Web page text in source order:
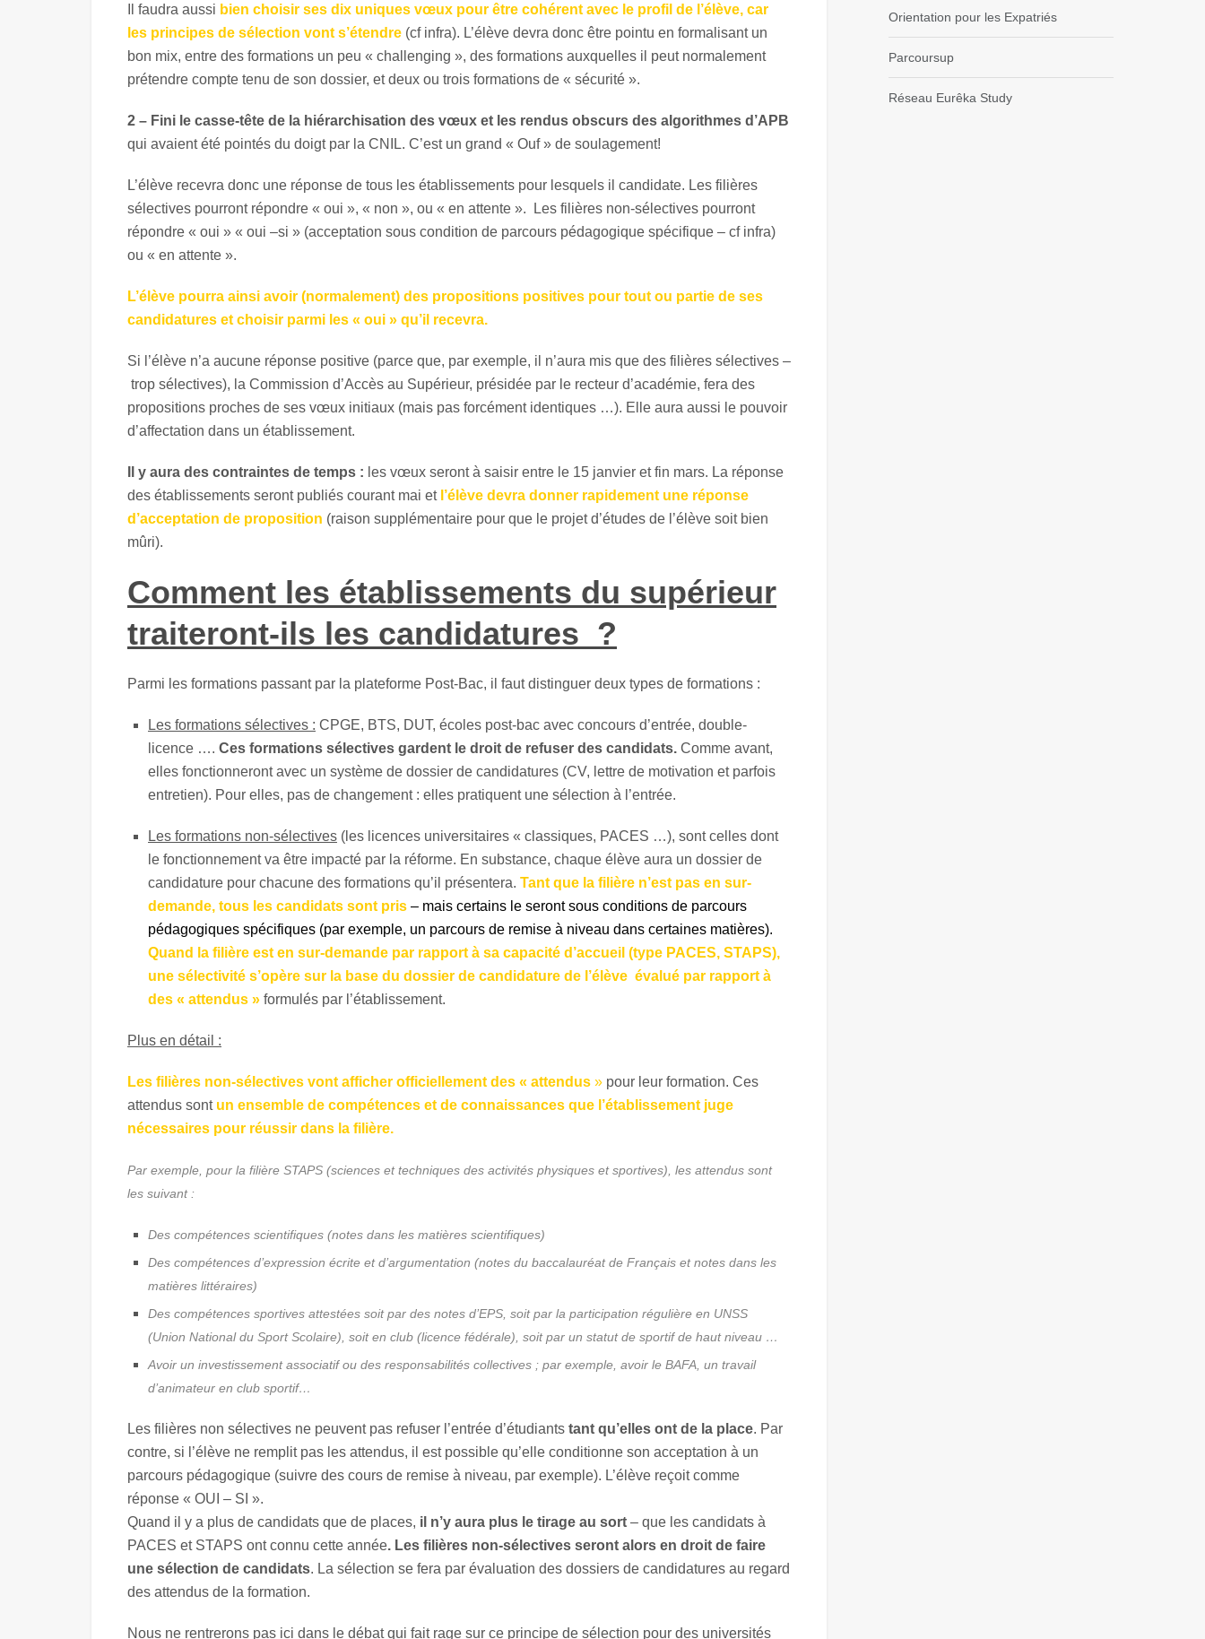
Il faudra aussi bien choisir ses dix uniques vœux pour être cohérent avec le profil de l’élève, car
les principes de sélection vont s’étendre (cf infra). L’élève devra donc être pointu en formalisant un
bon mix, entre des formations un peu « challenging », des formations auxquelles il peut normalement
prétendre compte tenu de son dossier, et deux ou trois formations de « sécurité ».
2 – Fini le casse-tête de la hiérarchisation des vœux et les rendus obscurs des algorithmes d’APB
qui avaient été pointés du doigt par la CNIL. C’est un grand « Ouf » de soulagement!
L’élève recevra donc une réponse de tous les établissements pour lesquels il candidate. Les filières
sélectives pourront répondre « oui », « non », ou « en attente ». Les filières non-sélectives pourront
répondre « oui » « oui –si » (acceptation sous condition de parcours pédagogique spécifique – cf infra)
ou « en attente ».
L’élève pourra ainsi avoir (normalement) des propositions positives pour tout ou partie de ses
candidatures et choisir parmi les « oui » qu’il recevra.
Si l’élève n’a aucune réponse positive (parce que, par exemple, il n’aura mis que des filières sélectives –
trop sélectives), la Commission d’Accès au Supérieur, présidée par le recteur d’académie, fera des
propositions proches de ses vœux initiaux (mais pas forcément identiques …). Elle aura aussi le pouvoir
d’affectation dans un établissement.
Il y aura des contraintes de temps : les vœux seront à saisir entre le 15 janvier et fin mars. La réponse
des établissements seront publiés courant mai et l’élève devra donner rapidement une réponse
d’acceptation de proposition (raison supplémentaire pour que le projet d’études de l’élève soit bien
mûri).
Comment les établissements du supérieur
traiteront-ils les candidatures ?
Parmi les formations passant par la plateforme Post-Bac, il faut distinguer deux types de formations :
Les formations sélectives : CPGE, BTS, DUT, écoles post-bac avec concours d’entrée, double-
licence …. Ces formations sélectives gardent le droit de refuser des candidats. Comme avant,
elles fonctionneront avec un système de dossier de candidatures (CV, lettre de motivation et parfois
entretien). Pour elles, pas de changement : elles pratiquent une sélection à l’entrée.
Les formations non-sélectives (les licences universitaires « classiques, PACES …), sont celles dont
le fonctionnement va être impacté par la réforme. En substance, chaque élève aura un dossier de
candidature pour chacune des formations qu’il présentera. Tant que la filière n’est pas en sur-
demande, tous les candidats sont pris – mais certains le seront sous conditions de parcours
pédagogiques spécifiques (par exemple, un parcours de remise à niveau dans certaines matières).
Quand la filière est en sur-demande par rapport à sa capacité d’accueil (type PACES, STAPS),
une sélectivité s’opère sur la base du dossier de candidature de l’élève évalué par rapport à
des « attendus » formulés par l’établissement.
Plus en détail :
Les filières non-sélectives vont afficher officiellement des « attendus » pour leur formation. Ces
attendus sontun ensemble de compétences et de connaissances que l’établissement juge
nécessaires pour réussir dans la filière.
Par exemple, pour la filière STAPS (sciences et techniques des activités physiques et sportives), les attendus sont
les suivant :
Des compétences scientifiques (notes dans les matières scientifiques)
Des compétences d’expression écrite et d’argumentation (notes du baccalauréat de Français et notes dans les
matières littéraires)
Des compétences sportives attestées soit par des notes d’EPS, soit par la participation régulière en UNSS
(Union National du Sport Scolaire), soit en club (licence fédérale), soit par un statut de sportif de haut niveau …
Avoir un investissement associatif ou des responsabilités collectives ; par exemple, avoir le BAFA, un travail
d’animateur en club sportif…
Les filières non sélectives ne peuvent pas refuser l’entrée d’étudiants tant qu’elles ont de la place. Par
contre, si l’élève ne remplit pas les attendus, il est possible qu’elle conditionne son acceptation à un
parcours pédagogique (suivre des cours de remise à niveau, par exemple). L’élève reçoit comme
réponse « OUI – SI ».
Quand il y a plus de candidats que de places, il n’y aura plus le tirage au sort – que les candidats à
PACES et STAPS ont connu cette année. Les filières non-sélectives seront alors en droit de faire
une sélection de candidats. La sélection se fera par évaluation des dossiers de candidatures au regard
des attendus de la formation.
Nous ne rentrerons pas ici dans le débat qui fait rage sur ce principe de sélection pour des universités
Orientation pour les Expatriés
Parcoursup
Réseau Eurêka Study